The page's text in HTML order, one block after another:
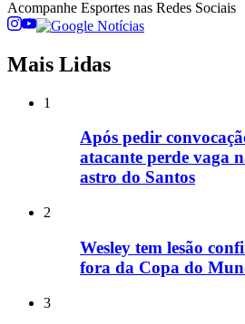
Acompanhe Esportes nas Redes Sociais
Mais Lidas
1
Após pedir
atacante perde vaga
astro do Santos
2
Wesley tem lesão
fora da Copa do
3